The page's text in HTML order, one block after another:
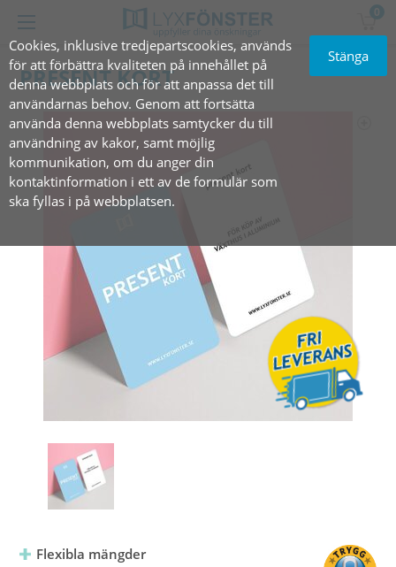
Cookies, inklusive tredjepartscookies, används
för att förbättra kvaliteten på innehållet på
denna webbplats och för att anpassa det till
användarnas behov. Genom att fortsätta
använda denna webbplats samtycker du till
användning av kakor, samt möjlig
kommunikation, om du anger din
kontaktinformation i ett av de formulär som
ska fyllas i på webbplatsen.
Stänga
0
PRESENT KORT
Flexibla mängder